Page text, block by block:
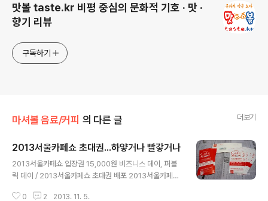
맛볼 taste.kr 비평 중심의 문화적 기호 · 맛 ·
향기 리뷰
구독하기
마셔볼 음료/커피 의 다른 글 더보기
2013서울카페쇼 초대권...하얗거나 빨갛거나
2013서울카페쇼 입장권 15,000원 비즈니스 데이, 퍼블
릭 데이 / 2013서울카페쇼 초대권 배포 2013서울카페쇼
0 2 2013. 11. 5.